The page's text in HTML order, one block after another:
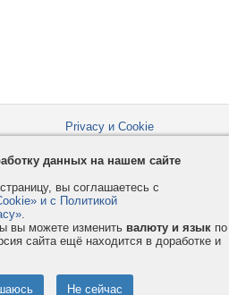
Privacy и Cookie
Форумы
данных на нашем сайте
вы соглашаетесь с
и с Политикой
.
вы можете изменить валюту и язык по
сайта ещё находится в доработке и